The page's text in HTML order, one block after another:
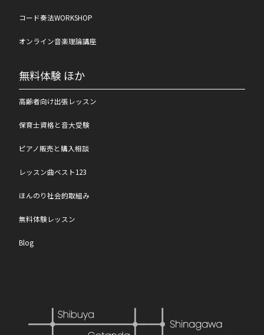
コード奏法WORKSHOP
オンライン音楽理論講座
無料体験 ほか
高齢者向け出張レッスン
保育士資格と音大受験
ピアノ販売と購入相談
レッスン曲ベスト123
ほんのり社会的取組み
無料体験レッスン
Blog